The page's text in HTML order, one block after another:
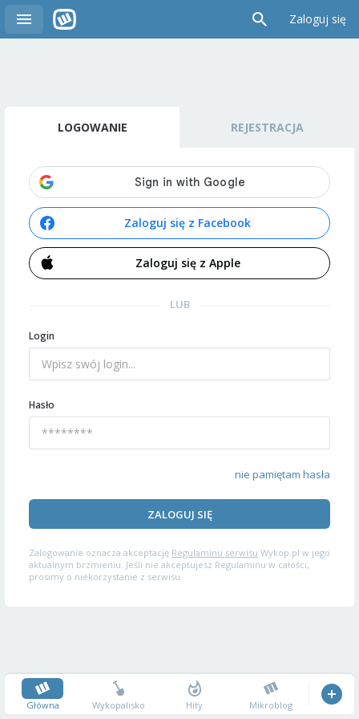
Zaloguj się
LOGOWANIE REJESTRACJA
Zaloguj się z Facebook
Zaloguj się z Apple
LUB
Login
Hasło
nie pamiętam hasła
ZALOGUJ SIĘ
Zalogowanie oznacza akceptację Regulaminu serwisu Wykop.pl w jego
aktualnym brzmieniu. Jeśli nie akceptujesz Regulaminu w całości,
prosimy o niekorzystanie z serwisu.
Główna Wykopalisko Hity Mikroblog